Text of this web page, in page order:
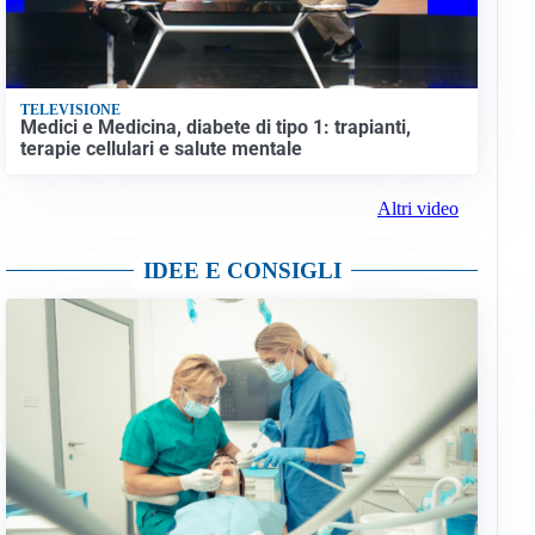
TELEVISIONE
Medici e Medicina, diabete di tipo 1: trapianti,
terapie cellulari e salute mentale
Altri video
IDEE E CONSIGLI